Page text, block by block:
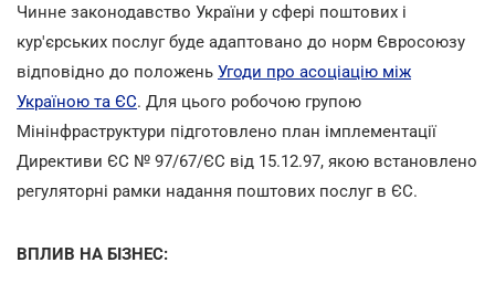
Чинне законодавство України у сфері поштових і
кур'єрських послуг буде адаптовано до норм Євросоюзу
відповідно до положень Угоди про асоціацію між
Україною та ЄС. Для цього робочою групою
Мінінфраструктури підготовлено план імплементації
Директиви ЄС № 97/67/ЄС від 15.12.97, якою встановлено
регуляторні рамки надання поштових послуг в ЄС.
ВПЛИВ НА БІЗНЕС: